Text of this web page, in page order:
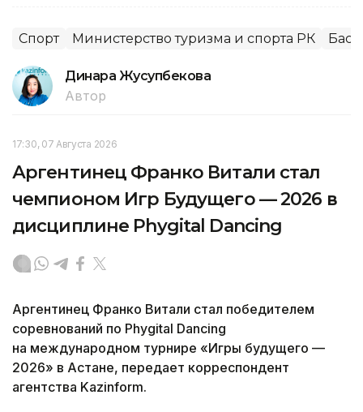
Спорт Министерство туризма и спорта РК
Динара Жусупбекова
Автор
17:30, 07 Августа 2026
Аргентинец Франко Витали стал
чемпионом Игр Будущего — 2026 в
дисциплине Phygital Dancing
Аргентинец Франко Витали стал победителем
соревнований по Phygital Dancing
на международном турнире «Игры будущего —
2026» в Астане, передает корреспондент
агентства Kazinform.